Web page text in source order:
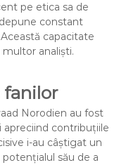
pe etica sa de
constant
capacitate
analiști.
fanilor
Norodien au fost
contribuțiile
i-au câștigat un
său de a